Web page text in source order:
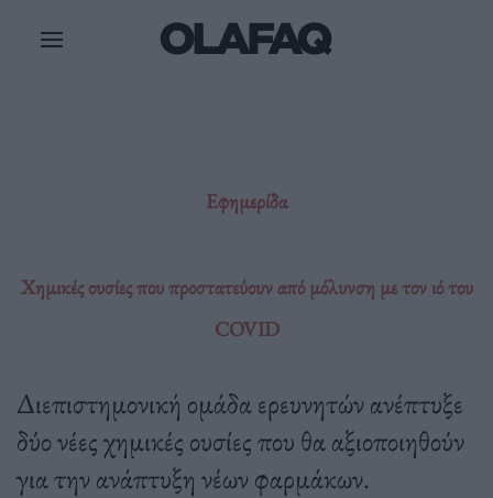
Εφημερίδα
Χημικές ουσίες που προστατεύουν από μόλυνση με τον ιό του
COVID
Διεπιστημονική ομάδα ερευνητών ανέπτυξε
δύο νέες χημικές ουσίες που θα αξιοποιηθούν
για την ανάπτυξη νέων φαρμάκων.